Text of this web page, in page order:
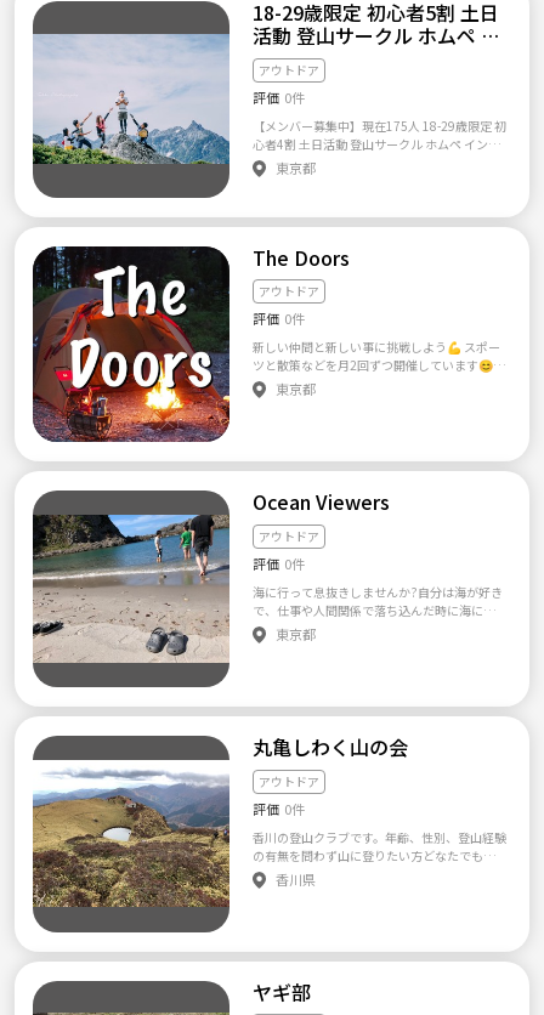
ツを皆さんとできたらと考えています。 ​たく
さんの方のご参加をお待ちしています。 よろ
しくお願いしますm(__)m ★サークルTSCグル
ープ★ ●TSC〜travel&sports circle〜 一年中
活動している旅行やスポーツを中心としたサ
ークルです。（月3回程度の活動） https://tu
nagate.com/circle/20905 ●summer friends
毎年夏のみ開催しているサークルです。 夏の
様々なイベントをシーズン中に15〜20回程度
開催します。 https://tunagate.com/circle/22
いるサークルです。 スノボ旅行を中心に、シ
gate.com/circle/26187 ●Dolphin〜ドルフィ
ングやシュノーケリングを中心としたサーク
ルです。 夏を中心に年間5回程度開催します。
https://tunagate.com/circle/65947
す。 ・フットサルはガチプレーは基本ナシ！
・ランニングもゆっくり♪ ・テニスは経験者
が丁寧に♪ ・ボードゲームはトランプから♪
和気あいあいといった感じです♪♪ ドッと疲
れるというよりは、”今日もいい汗かいた
～”となれるようなサークル！ 初めての方もす
ぐ馴染めます(^o^) スポーツで汗を流したあと
は軽くご飯や、呑みにも行ったりします☆ 定
期的にイベントも開催中♪ 月に一回、ボード
ゲーム、ハイキング、そしてキャンプにも行き
★アピールポイント☆ ・各会場は駅近！アク
徒歩3分など） ・時間帯は基本平日夜or土日メ
インなので、社会人の方も参加可能！もちろ
ん、学生さんも♪ ・シャワールーム完備！ロ
ッカーもご利用ください。※デオドラント系
もいいですか？」 A.いつでもウェルカム！
お気軽にどうぞ♪もちろん無料です！ Q.「初
心者なんですが入れますか？」 A.もちろん
する場合は別途かかります。 （シューズ500
「サークルのレベルは？」 A.エンジョイ・
ーは禁止(´･_･`) Q.「持ち物は何が必要です
か？」 A.ウェア、タオル、着替え、シュー
ズ 楽しむ気持ち！ Q.「一人だと不安で
す。。。」 A.お友達もご一緒にどうぞ♪もち
ろんお一人でも参加しやすいように最初に挨
拶したり、パス練などで和めるようにします
♪ その他、ご質問等があればお気軽に担当ス
験会を開いたり、飲み会で盛り上がったりし
ています。 スポーツで初心者も女性も楽しめ
る環境を作っていきたいと思います。
18-29歳限定 初心者5割 土日
活動 登山サークル ホムペ イ
ンスタみてください❤️
アウトドア
評価 0件
【メンバー募集中】現在175人 18-29歳限定 初
心者4割 土日活動 登山サークル ホムペ インス
タみてください❤️ついに東海地方で一番大き
な登山・アウトドアの 社会人・学生サークル
p://tandem-group.jp 登山サークル「タンデ
ジ見てください。 登山・アウトドアに興味が
ある方は、ぜひご応募ください。 登山サーク
ル「タンデム」 http://tandem-group.jp ■+-+
-+-+-+-+-+-+-+-+-+-+■ 土日祝日どちらでも参加
者の募集してます！！ 性別は問いません！！
◆これまでのイベント実績 御岳山/ 美ヶ原 / 霊
仙山 / 両神山 /北岳 /天狗岳 /高尾山/ボルダリ
ング/アウトドアビレッジ/上高地/千畳敷カー
ル/男体山/赤岳/燕岳 初参加の方はまず画像の
いです☆ ---------- 関東支部3-4月_仮スケジュー
e氷瀑in海沢三滝 🚃[木南] 3/7 鍋割山〜塔ノ岳
🚃 3/8 松田山 "河津桜"🚃🍙 3/14 四阿屋山
"福寿草"🚃 3/15 大楠山"菜の花"🚃🍙 3/20 筑
波山 "梅×桜"🚃 3/21 都留アルプス"ミツマ
岳"ミツマタ"🚃 3/29 弘法山"桜"🚃🍙 ▷雪山
初心者🔰⛄ 3/1 車山高原[憲] 3/7 八ヶ岳 / 竜
源橋〜双子山 × 名古屋コラボ [滝] 3/14 和田
🌃⛄ 3/1 会津駒ヶ岳 [伊藤けーた]⛏ 3/7 西穂
⛏ 3/22 根子岳 BC 3/28 御嶽山⛏ 3/29 鳳凰三
山 [のり]⛏ 3/29 日向倉山 [木南] ▷登山初心
者🔰 4/4 塔ノ岳/ヤビツ峠→大倉🚃 4/11 光城
山🍙🌸 4/12 弘法山公園🍙🌸🚃 4/18 生藤山~
陣馬山🚃 4/18 浅間隠山 4/19 金時山🚗🚃 4/2
5 妙義山🌸 4/26 伊豆ヶ岳+羊山公園の芝桜🌸
🚃 4/29 棒ノ嶺🌸🚃 ▷深夜発🌃 4/4 日向倉山
4/12 焼岳⛏⛄ 4/12 将棋頭山(中央アルプス)
伊那コース ⛄👪 4/18 松手山〜平標山~仙ノ倉
陀岳] 👪 4/29-30 (祝水-木) 燕山荘 [ a:中房温泉
往復 / b:大天井 or 槍ヶ岳 ] 👪 アクティビティ
4/5 TOKYO ALL 全員集まれ花見 in 武蔵野公園
東京都
The Doors
アウトドア
評価 0件
新しい仲間と新しい事に挑戦しよう💪 スポー
ツと散策などを月2回ずつ開催しています😊ア
ウトドアな人もインドアな人もみんな集まれ
ー🙌 インスタにも活動の様子を載せていま
て仲を深める事に重きを置いています！ 【サ
ークル設立の想い】 会社や大学の枠を超えて
和気あいあいと楽しみたい思ってThe Doorsを
立ち上げました！ 私たちは１つのコンテンツ
に囚われず、お互いの趣味をやってみたり、み
んなでやったら楽しそうな事を企画して仲を
深める事に重きを置いています！ まだ立ち上
げて間もないサークルだからこそみんなで作
り上げる楽しみもあると思います！ぜひ一度
遊びに来てみて下さい🙌 ＊宗教活動、ネット
東京都
Ocean Viewers
アウトドア
評価 0件
海に行って息抜きしませんか?自分は海が好き
で、仕事や人間関係で落ち込んだ時に海にボ
ーッとしに行きます。 そこで他のサイトで同
じような、ただ海が好きな方、”旅人さん”を
時に海に行ってくださる旅人さんを募集しま
す。 他にも機会があれば、親睦会、交流会や
旅行なども行っていきます! 日程は不定期です
が、プチイベントも含め、月一ぐらいで開催
していく予定です。 良かったらご参加お待ち
しています!
東京都
丸亀しわく山の会
アウトドア
評価 0件
香川の登山クラブです。年齢、性別、登山経験
の有無を問わず山に登りたい方どなたでも大
丈夫です。登山に興味がある方は、ぜひご応募
ください！ハイキングから無雪期、日本アル
バスハイキング・登山を行っています。 定例
の登山では里山から四国内の山、九州や中国
地方の山、日本アルプスや本州の山々まで
香川県
ヤギ部